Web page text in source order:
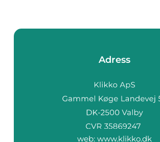
Adress
web: www.klikko.dk